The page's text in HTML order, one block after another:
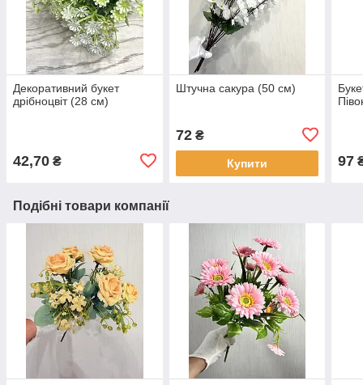
Декоративний букет
дрібноцвіт (28 см)
42,70 ₴
Штучна сакура (50 см)
72₴
Купити 97
Подібні товари компанії